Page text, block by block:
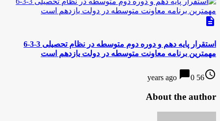
description
استقرار پایه دهم و دوره دوم متوسطه در نظام تحصیلی 3-3-6
مهمترین برنامه معاونت متوسطه در دولت یازدهم است
access_time
56 years ago
chat_bubble0
About the author